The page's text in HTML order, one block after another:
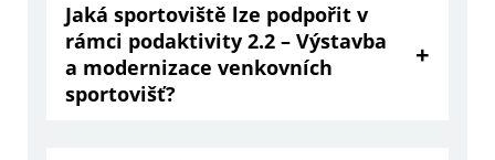
Jaká sportoviště lze podpořit v
rámci podaktivity 2.2 – Výstavba
a modernizace venkovních
sportovišť?